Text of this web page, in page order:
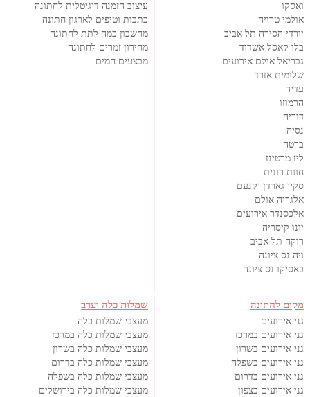
ואסקו
אולמי טרויה
יורדי הסירה תל אביב
בלו קאסל אשדוד
גבריאל אולם אירועים
שלומית אזרד
עדיה
הרמוזו
דוריה
נסיה
ברטה
ליז מרטינז
חוות רונית
סקיי גארדן יקנעם
אלגריה אולם
אלכסנדר אירועים
יונו קיסריה
רוקח תל אביב
ויה נס ציונה
באסיקו נס ציונה
עיצוב הזמנה דיגיטלית לחתונה
כתבות וטיפים לארגון חתונה
מחשבון כמה לתת לחתונה
מחירון זמרים לחתונה
מבצעים חמים
מקום לחתונה
גני אירועים
גני אירועים במרכז
גני אירועים בשרון
גני אירועים בשפלה
גני אירועים בדרום
גני אירועים בצפון
שמלות כלה וערב
מעצבי שמלות כלה
מעצבי שמלות כלה במרכז
מעצבי שמלות כלה בשרון
מעצבי שמלות כלה בדרום
מעצבי שמלות כלה בשפלה
מעצבי שמלות כלה בירושלים